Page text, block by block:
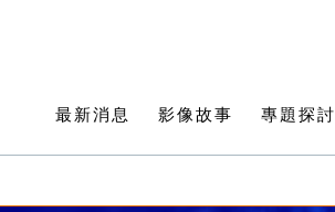
最新消息 影像故事 專題探討